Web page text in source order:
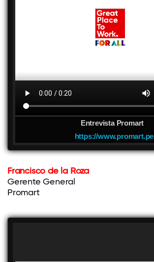
Entrevista Promart
https://www.promart.pe
Francisco de la Roza
Gerente General
Promart